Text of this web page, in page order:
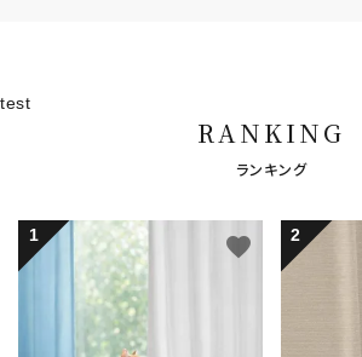
test
RANKING
ランキング
favorite